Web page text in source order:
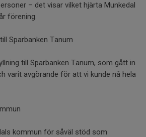
– det visar vilket hjärta Munkedal
förening.
Sparbanken Tanum
till Sparbanken Tanum, som gått in
varit avgörande för att vi kunde nå hela
kommun för såväl stöd som